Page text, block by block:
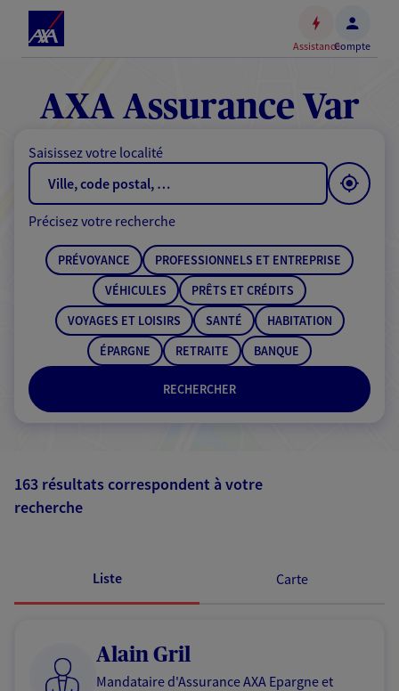
Accéder
contenu
principal
au
de
AssistanceCompte
AXA Assurance Var
Saisissez votre localité
RECHERCHER
Précisez votre recherche
PRÉVOYANCE
PROFESSIONNELS ET ENTREPRISE
VÉHICULES
PRÊTS ET CRÉDITS
VOYAGES ET LOISIRS
SANTÉ
HABITATION
ÉPARGNE
RETRAITE BANQUE
163 résultats correspondent à votre
recherche
Liste Carte
Alain Gril
Mandataire d'Assurance AXA Epargne et